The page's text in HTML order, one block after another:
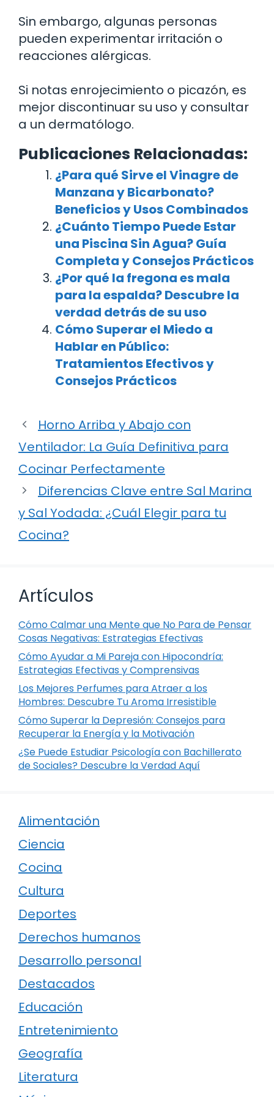
Sin embargo, algunas personas
pueden experimentar irritación o
reacciones alérgicas.
Si notas enrojecimiento o picazón, es
mejor discontinuar su uso y consultar
a un dermatólogo.
Publicaciones Relacionadas:
¿Para qué Sirve el Vinagre de
Manzana y Bicarbonato?
Beneficios y Usos Combinados
¿Cuánto Tiempo Puede Estar
una Piscina Sin Agua? Guía
Completa y Consejos Prácticos
¿Por qué la fregona es mala
para la espalda? Descubre la
verdad detrás de su uso
Cómo Superar el Miedo a
Hablar en Público:
Tratamientos Efectivos y
Consejos Prácticos
Horno Arriba y Abajo con
Ventilador: La Guía Definitiva para
Cocinar Perfectamente
Diferencias Clave entre Sal Marina
y Sal Yodada: ¿Cuál Elegir para tu
Cocina?
Artículos
Cómo Calmar una Mente que No Para de Pensar
Cosas Negativas: Estrategias Efectivas
Cómo Ayudar a Mi Pareja con Hipocondría:
Estrategias Efectivas y Comprensivas
Los Mejores Perfumes para Atraer a los
Hombres: Descubre Tu Aroma Irresistible
Cómo Superar la Depresión: Consejos para
Recuperar la Energía y la Motivación
¿Se Puede Estudiar Psicología con Bachillerato
de Sociales? Descubre la Verdad Aquí
Alimentación
Ciencia
Cocina
Cultura
Deportes
Derechos humanos
Desarrollo personal
Destacados
Educación
Entretenimiento
Geografía
Literatura